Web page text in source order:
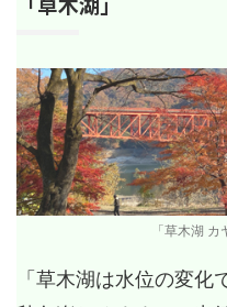
「草木湖 カ
「草木湖は水位の変